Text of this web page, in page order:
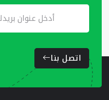
اتصل بنا